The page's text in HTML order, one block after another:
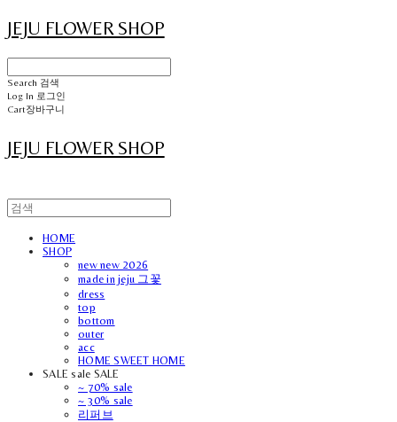
JEJU FLOWER SHOP
Search 검색
Log In 로그인
Cart장바구니
JEJU FLOWER SHOP
HOME
SHOP
new new 2026
made in jeju 그꽃
dress
top
bottom
outer
acc
HOME SWEET HOME
SALE sale SALE
~ 70% sale
~ 30% sale
리퍼브